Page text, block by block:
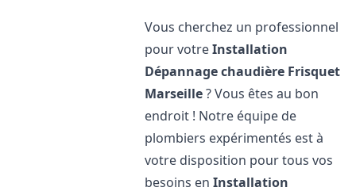
Vous cherchez un professionnel
pour votreInstallation
Dépannage chaudière Frisquet
Marseille? Vous êtes au bon
endroit ! Notre équipe de
plombiers expérimentés est à
votre disposition pour tous vos
besoins enInstallation